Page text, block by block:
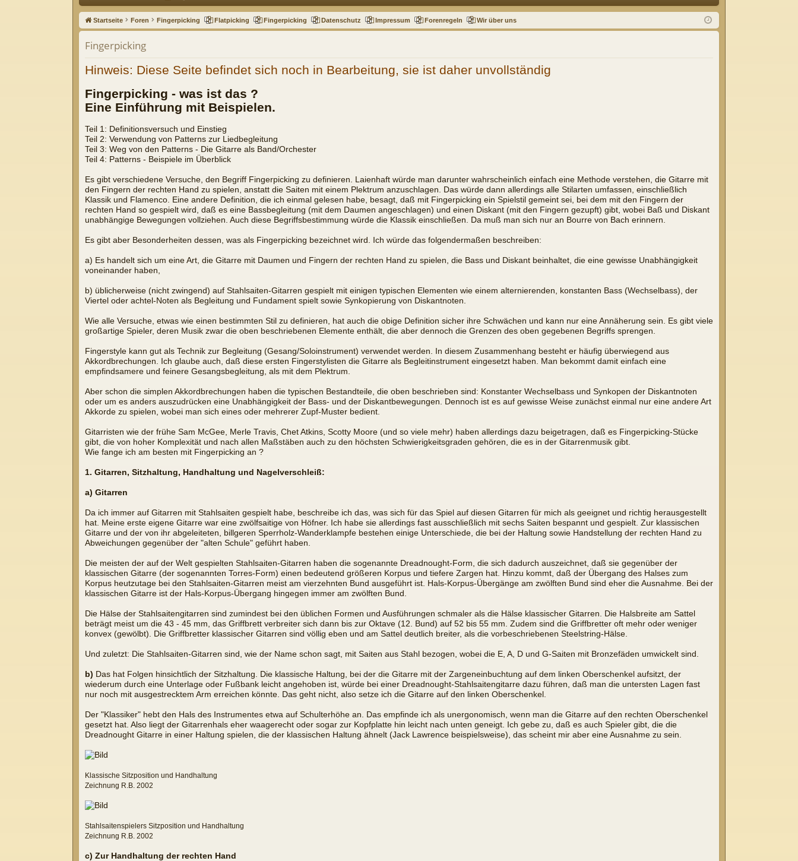
ne
llz
ug
riff
Q m
el
ist
rie
Startseite Foren Fingerpicking Flatpicking Fingerpicking Datenschutz Impressum Forenregeln Wir über uns
Fingerpicking
Hinweis: Diese Seite befindet sich noch in Bearbeitung, sie ist daher unvollständig
Fingerpicking - was ist das ?
Eine Einführung mit Beispielen.
Teil 1: Definitionsversuch und Einstieg
Teil 2: Verwendung von Patterns zur Liedbegleitung
Teil 3: Weg von den Patterns - Die Gitarre als Band/Orchester
Teil 4: Patterns - Beispiele im Überblick
Es gibt verschiedene Versuche, den Begriff Fingerpicking zu definieren. Laienhaft würde man darunter wahrscheinlich einfach eine Methode verstehen, die Gitarre mit
den Fingern der rechten Hand zu spielen, anstatt die Saiten mit einem Plektrum anzuschlagen. Das würde dann allerdings alle Stilarten umfassen, einschließlich
Klassik und Flamenco. Eine andere Definition, die ich einmal gelesen habe, besagt, daß mit Fingerpicking ein Spielstil gemeint sei, bei dem mit den Fingern der
rechten Hand so gespielt wird, daß es eine Bassbegleitung (mit dem Daumen angeschlagen) und einen Diskant (mit den Fingern gezupft) gibt, wobei Baß und Diskant
unabhängige Bewegungen vollziehen. Auch diese Begriffsbestimmung würde die Klassik einschließen. Da muß man sich nur an Bourre von Bach erinnern.
Es gibt aber Besonderheiten dessen, was als Fingerpicking bezeichnet wird. Ich würde das folgendermaßen beschreiben:
a) Es handelt sich um eine Art, die Gitarre mit Daumen und Fingern der rechten Hand zu spielen, die Bass und Diskant beinhaltet, die eine gewisse Unabhängigkeit
voneinander haben,
b) üblicherweise (nicht zwingend) auf Stahlsaiten-Gitarren gespielt mit einigen typischen Elementen wie einem alternierenden, konstanten Bass (Wechselbass), der
Viertel oder achtel-Noten als Begleitung und Fundament spielt sowie Synkopierung von Diskantnoten.
Wie alle Versuche, etwas wie einen bestimmten Stil zu definieren, hat auch die obige Definition sicher ihre Schwächen und kann nur eine Annäherung sein. Es gibt viele
großartige Spieler, deren Musik zwar die oben beschriebenen Elemente enthält, die aber dennoch die Grenzen des oben gegebenen Begriffs sprengen.
Fingerstyle kann gut als Technik zur Begleitung (Gesang/Soloinstrument) verwendet werden. In diesem Zusammenhang besteht er häufig überwiegend aus
Akkordbrechungen. Ich glaube auch, daß diese ersten Fingerstylisten die Gitarre als Begleitinstrument eingesetzt haben. Man bekommt damit einfach eine
empfindsamere und feinere Gesangsbegleitung, als mit dem Plektrum.
Aber schon die simplen Akkordbrechungen haben die typischen Bestandteile, die oben beschrieben sind: Konstanter Wechselbass und Synkopen der Diskantnoten
oder um es anders auszudrücken eine Unabhängigkeit der Bass- und der Diskantbewegungen. Dennoch ist es auf gewisse Weise zunächst einmal nur eine andere Art
Akkorde zu spielen, wobei man sich eines oder mehrerer Zupf-Muster bedient.
Gitarristen wie der frühe Sam McGee, Merle Travis, Chet Atkins, Scotty Moore (und so viele mehr) haben allerdings dazu beigetragen, daß es Fingerpicking-Stücke
gibt, die von hoher Komplexität und nach allen Maßstäben auch zu den höchsten Schwierigkeitsgraden gehören, die es in der Gitarrenmusik gibt.
Wie fange ich am besten mit Fingerpicking an ?
1. Gitarren, Sitzhaltung, Handhaltung und Nagelverschleiß:
a) Gitarren
Da ich immer auf Gitarren mit Stahlsaiten gespielt habe, beschreibe ich das, was sich für das Spiel auf diesen Gitarren für mich als geeignet und richtig herausgestellt
hat. Meine erste eigene Gitarre war eine zwölfsaitige von Höfner. Ich habe sie allerdings fast ausschließlich mit sechs Saiten bespannt und gespielt. Zur klassischen
Gitarre und der von ihr abgeleiteten, billgeren Sperrholz-Wanderklampfe bestehen einige Unterschiede, die bei der Haltung sowie Handstellung der rechten Hand zu
Abweichungen gegenüber der "alten Schule" geführt haben.
Die meisten der auf der Welt gespielten Stahlsaiten-Gitarren haben die sogenannte Dreadnought-Form, die sich dadurch auszeichnet, daß sie gegenüber der
klassischen Gitarre (der sogenannten Torres-Form) einen bedeutend größeren Korpus und tiefere Zargen hat. Hinzu kommt, daß der Übergang des Halses zum
Korpus heutzutage bei den Stahlsaiten-Gitarren meist am vierzehnten Bund ausgeführt ist. Hals-Korpus-Übergänge am zwölften Bund sind eher die Ausnahme. Bei der
klassischen Gitarre ist der Hals-Korpus-Übergang hingegen immer am zwölften Bund.
Die Hälse der Stahlsaitengitarren sind zumindest bei den üblichen Formen und Ausführungen schmaler als die Hälse klassischer Gitarren. Die Halsbreite am Sattel
beträgt meist um die 43 - 45 mm, das Griffbrett verbreiter sich dann bis zur Oktave (12. Bund) auf 52 bis 55 mm. Zudem sind die Griffbretter oft mehr oder weniger
konvex (gewölbt). Die Griffbretter klassischer Gitarren sind völlig eben und am Sattel deutlich breiter, als die vorbeschriebenen Steelstring-Hälse.
Und zuletzt: Die Stahlsaiten-Gitarren sind, wie der Name schon sagt, mit Saiten aus Stahl bezogen, wobei die E, A, D und G-Saiten mit Bronzefäden umwickelt sind.
b) Das hat Folgen hinsichtlich der Sitzhaltung. Die klassische Haltung, bei der die Gitarre mit der Zargeneinbuchtung auf dem linken Oberschenkel aufsitzt, der
wiederum durch eine Unterlage oder Fußbank leicht angehoben ist, würde bei einer Dreadnought-Stahlsaitengitarre dazu führen, daß man die untersten Lagen fast
nur noch mit ausgestrecktem Arm erreichen könnte. Das geht nicht, also setze ich die Gitarre auf den linken Oberschenkel.
Der "Klassiker" hebt den Hals des Instrumentes etwa auf Schulterhöhe an. Das empfinde ich als unergonomisch, wenn man die Gitarre auf den rechten Oberschenkel
gesetzt hat. Also liegt der Gitarrenhals eher waagerecht oder sogar zur Kopfplatte hin leicht nach unten geneigt. Ich gebe zu, daß es auch Spieler gibt, die die
Dreadnought Gitarre in einer Haltung spielen, die der klassischen Haltung ähnelt (Jack Lawrence beispielsweise), das scheint mir aber eine Ausnahme zu sein.
Klassische Sitzposition und Handhaltung
Zeichnung R.B. 2002
Stahlsaitenspielers Sitzposition und Handhaltung
Zeichnung R.B. 2002
c) Zur Handhaltung der rechten Hand